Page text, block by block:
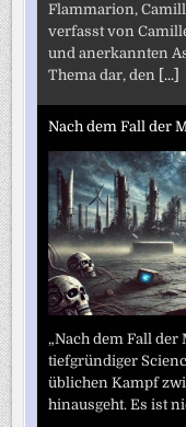
Flammarion,
verfasst von
und anerkannten
Thema dar, den [...]
Nach dem Fall der
„Nach dem Fall
tiefgründiger
üblichen Kampf
hinausgeht. Es ist